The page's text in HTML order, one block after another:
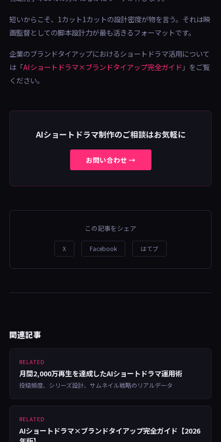
短いからこそ、1カット1カットの設計密度が物を言う。それは映
画監督としての脚本設計力が最も活きるフォーマットです。
企業のブランドタイアップにおけるショートドラマ活用について
は「AIショートドラマ×ブランドタイアップ完全ガイド 」をご覧
ください。
AIショートドラマ制作のご相談はお気軽に
お問い合わせ →
この記事をシェア
X Facebook はてブ
関連記事
RELATED
月間2,000万再生を達成したAIショートドラマ運用術
投稿頻度、シリーズ設計、サムネイル戦略のリアルデータ
RELATED
AIショートドラマ×ブランドタイアップ完全ガイド【2026